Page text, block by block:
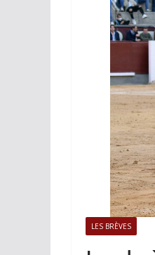
LES BRÈVES